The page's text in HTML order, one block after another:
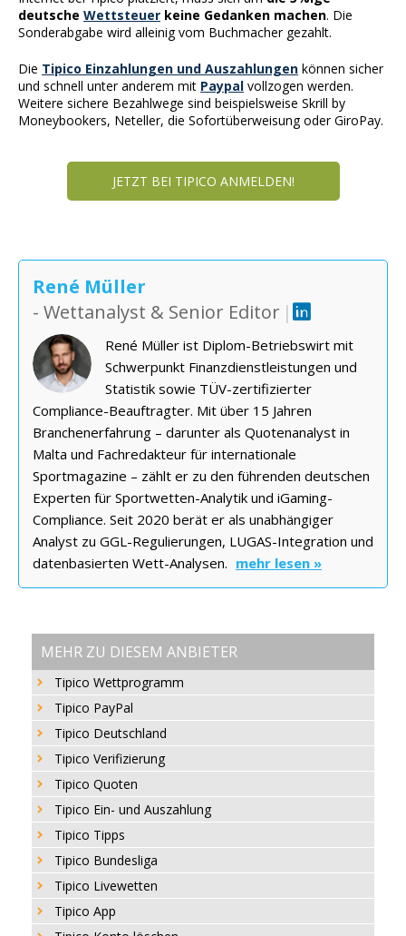
deutsche Wettsteuer keine Gedanken machen. Die
Sonderabgabe wird alleinig vom Buchmacher gezahlt.
Die Tipico Einzahlungen und Auszahlungen können sicher
und schnell unter anderem mit Paypal vollzogen werden.
Weitere sichere Bezahlwege sind beispielsweise Skrill by
Moneybookers, Neteller, die Sofortüberweisung oder GiroPay.
JETZT BEI TIPICO ANMELDEN!
René Müller
- Wettanalyst & Senior Editor |
René Müller ist Diplom-Betriebswirt mit
Schwerpunkt Finanzdienstleistungen und
Statistik sowie TÜV-zertifizierter
Compliance-Beauftragter. Mit über 15 Jahren
Branchenerfahrung – darunter als Quotenanalyst in
Malta und Fachredakteur für internationale
Sportmagazine – zählt er zu den führenden deutschen
Experten für Sportwetten-Analytik und iGaming-
Compliance. Seit 2020 berät er als unabhängiger
Analyst zu GGL-Regulierungen, LUGAS-Integration und
datenbasierten Wett-Analysen. mehr lesen »
MEHR ZU DIESEM ANBIETER
Tipico Wettprogramm
Tipico PayPal
Tipico Deutschland
Tipico Verifizierung
Tipico Quoten
Tipico Ein- und Auszahlung
Tipico Tipps
Tipico Bundesliga
Tipico Livewetten
Tipico App